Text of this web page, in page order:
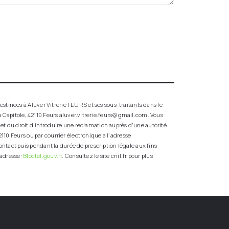
à Aluver Vitrerie FEURS et ses sous-traitants dans le
42110 Feurs aluver.vitrerie.feurs@gmail.com. Vous
du droit d’introduire une réclamation auprès d’une autorité
Feurs ou par courrier électronique à l'adresse
puis pendant la durée de prescription légale aux fins
Bloctel.gouv.fr. Consultez le site cnil.fr pour plus